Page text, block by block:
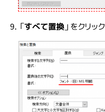
「すべて置換 」をクリック